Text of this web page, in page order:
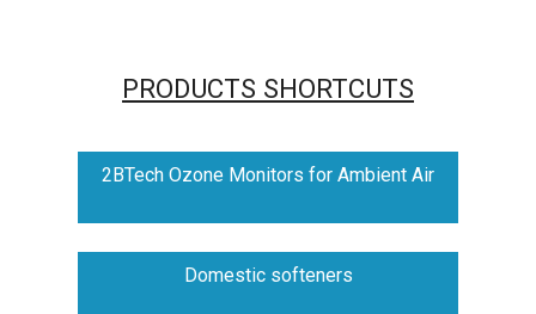
PRODUCTS SHORTCUTS
2BTech Ozone Monitors for Ambient Air
Domestic softeners